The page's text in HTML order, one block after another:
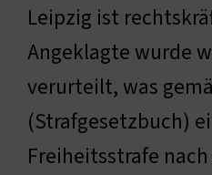
Leipzig ist
Angeklagte wurde
verurteilt, was
(Strafgesetzbuch)
Freiheitsstrafe